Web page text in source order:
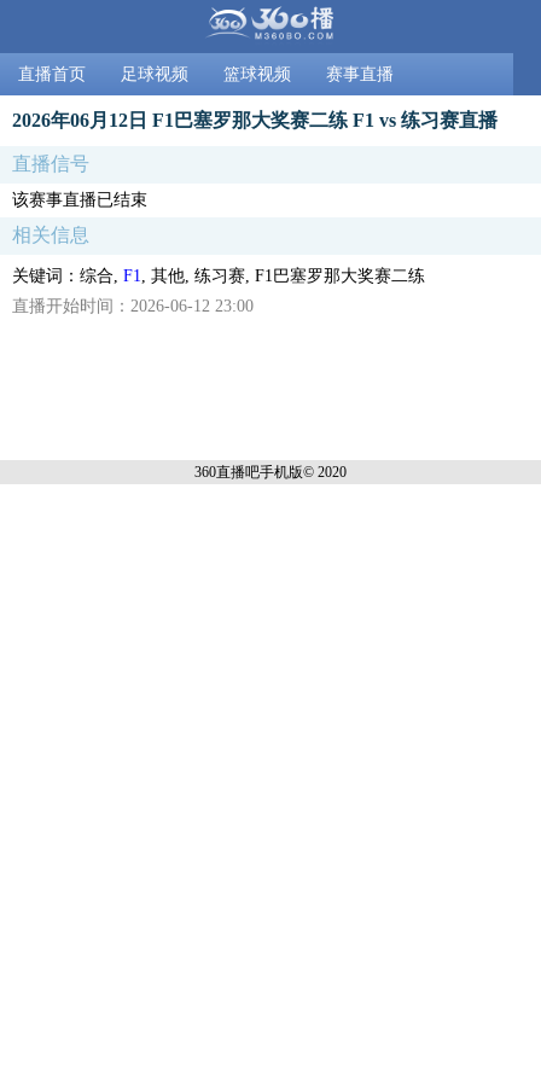
直播首页 足球视频 篮球视频 赛事直播
2026年06月12日 F1巴塞罗那大奖赛二练 F1 vs 练习赛直播
直播信号
该赛事直播已结束
相关信息
关键词：综合, F1
, 其他, 练习赛, F1巴塞罗那大奖赛二练
直播开始时间：2026-06-12 23:00
360直播吧手机版© 2020